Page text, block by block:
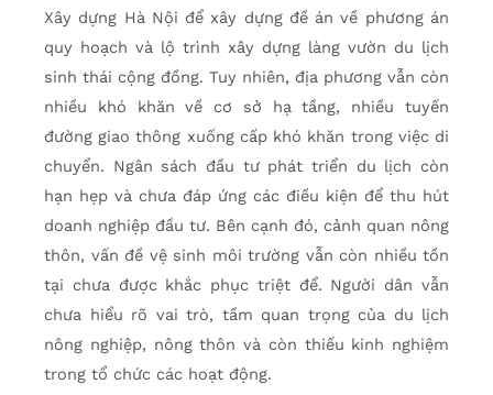
Xây dựng Hà Nội để xây dựng đề án về phương án
quy hoạch và lộ trình xây dựng làng vườn du lịch
sinh thái cộng đồng. Tuy nhiên, địa phương vẫn còn
nhiều khó khăn về cơ sở hạ tầng, nhiều tuyến
đường giao thông xuống cấp khó khăn trong việc di
chuyển. Ngân sách đầu tư phát triển du lịch còn
hạn hẹp và chưa đáp ứng các điều kiện để thu hút
doanh nghiệp đầu tư. Bên cạnh đó, cảnh quan nông
thôn, vấn đề vệ sinh môi trường vẫn còn nhiều tồn
tại chưa được khắc phục triệt để. Người dân vẫn
chưa hiểu rõ vai trò, tầm quan trọng của du lịch
nông nghiệp, nông thôn và còn thiếu kinh nghiệm
trong tổ chức các hoạt động.